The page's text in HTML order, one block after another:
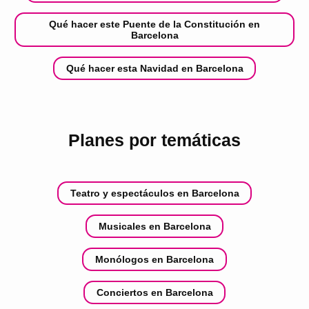
Qué hacer este Puente de la Constitución en
Barcelona
Qué hacer esta Navidad en Barcelona
Planes por temáticas
Teatro y espectáculos en Barcelona
Musicales en Barcelona
Monólogos en Barcelona
Conciertos en Barcelona